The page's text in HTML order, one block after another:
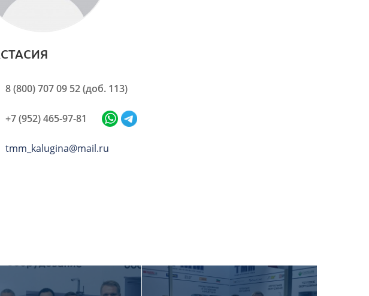
8 (800) 707 09 52(доб. 113)
+7 (952) 465-97-81
tmm_kalugina@mail.ru